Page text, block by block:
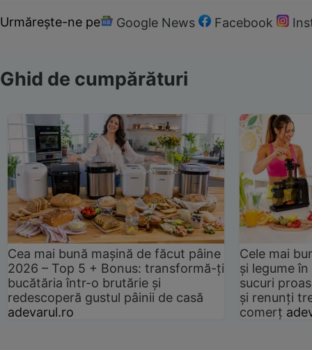
Urmărește-ne pe Google News Facebook
Ghid de cumpărături
Cea mai bună mașină de făcut pâine
2026 – Top 5 + Bonus: transformă-ți
bucătăria într-o brutărie și
redescoperă gustul pâinii de casă
adevarul.ro
Cele mai
și legume
sucuri
și renunți
comerț